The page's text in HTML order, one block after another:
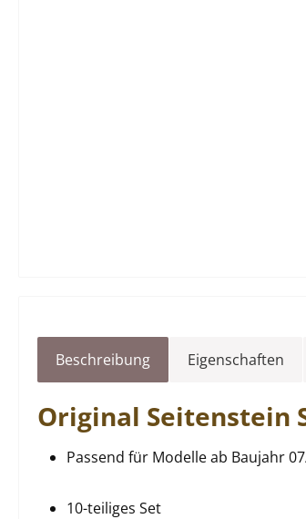
Beschreibung Eigenschaften
Original Seitenstein
Passend für Modelle ab Baujahr
10-teiliges Set